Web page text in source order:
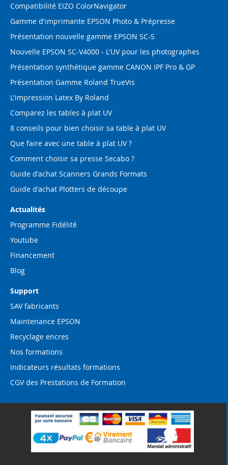
Compatibilité EIZO ColorNavigator
Gamme d'imprimante EPSON Photo & Prépresse
Présentation nouvelle gamme EPSON SC-S
Nouvelle EPSON SC-V4000 - L'UV pour les photographes
Présentation synthétique gamme CANON IPF Pro & GP
Présentation Gamme Roland TrueVis
L'impression Latex By Roland
Comparez les tables à plat UV
8 conseils pour bien choisir sa table à plat UV
Que faire avec une table à plat UV ?
Comment choisir sa presse Secabo ?
Guide d'achat Scanners Grands Formats
Guide d'achat Plotters de découpe
Actualités
Programme Fidélité
Youtube
Financement
Blog
Support
SAV fabricants
Maintenance EPSON
Recyclage encres
Nos formations
Indicateurs résultats formations
CGV des Prestations de Formation